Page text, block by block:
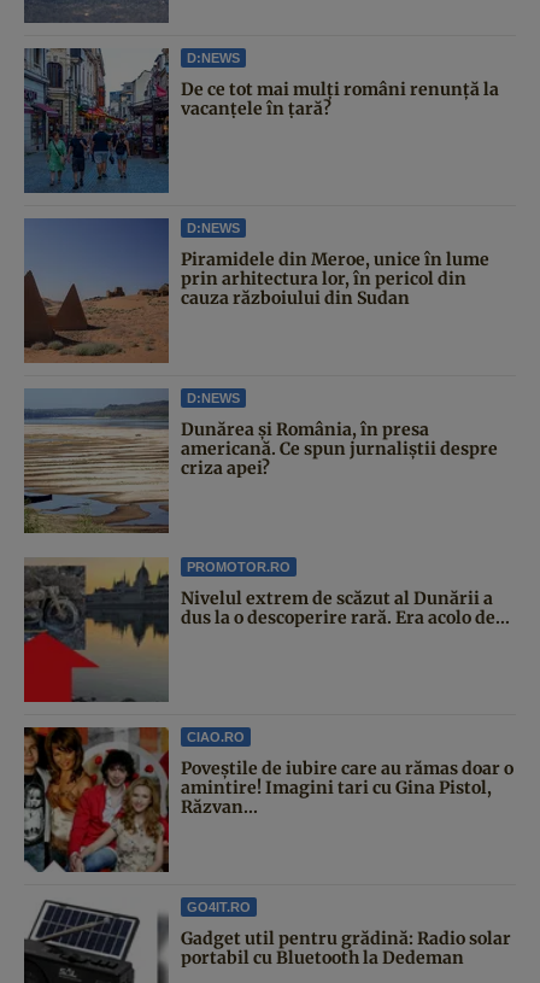
D:NEWS
De ce tot mai mulți români renunță la
vacanțele în țară?
D:NEWS
Piramidele din Meroe, unice în lume
prin arhitectura lor, în pericol din
cauza războiului din Sudan
D:NEWS
Dunărea și România, în presa
americană. Ce spun jurnaliștii despre
criza apei?
PROMOTOR.RO
Nivelul extrem de scăzut al Dunării a
dus la o descoperire rară. Era acolo de...
CIAO.RO
Poveştile de iubire care au rămas doar o
amintire! Imagini tari cu Gina Pistol,
Răzvan...
GO4IT.RO
Gadget util pentru grădină: Radio solar
portabil cu Bluetooth la Dedeman